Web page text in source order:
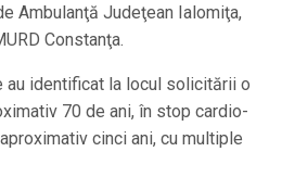
Ambulanţă Judeţean Ialomiţa,
Constanţa.
au identificat la locul solicitării o
70 de ani, în stop cardio-
cinci ani, cu multiple